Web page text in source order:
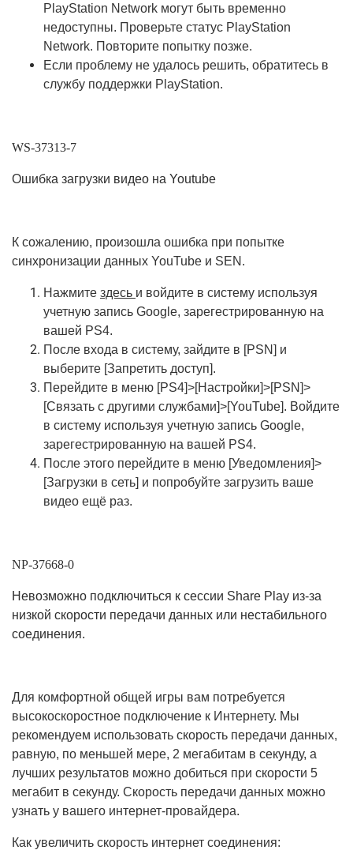
PlayStation Network могут быть временно
недоступны. Проверьте статус PlayStation
Network. Повторите попытку позже.
Если проблему не удалось решить, обратитесь в
службу поддержки PlayStation.
WS-37313-7
Ошибка загрузки видео на Youtube
К сожалению, произошла ошибка при попытке
синхронизации данных YouTube и SEN.
Нажмите здесь и войдите в систему используя
учетную запись Google, зарегестрированную на
вашей PS4.
После входа в систему, зайдите в [PSN] и
выберите [Запретить доступ].
Перейдите в меню [PS4]>[Настройки]>[PSN]>
[Cвязать с другими службами]>[YouTube]. Войдите
в систему используя учетную запись Google,
зарегестрированную на вашей PS4.
После этого перейдите в меню [Уведомления]>
[Загрузки в сеть] и попробуйте загрузить ваше
видео ещё раз.
NP-37668-0
Невозможно подключиться к сессии Share Play из-за
низкой скорости передачи данных или нестабильного
соединения.
Для комфортной общей игры вам потребуется
высокоскоростное подключение к Интернету. Мы
рекомендуем использовать скорость передачи данных,
равную, по меньшей мере, 2 мегабитам в секунду, а
лучших результатов можно добиться при скорости 5
мегабит в секунду. Скорость передачи данных можно
узнать у вашего интернет-провайдера.
Как увеличить скорость интернет соединения: